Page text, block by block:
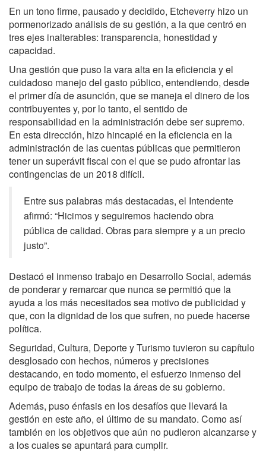
En un tono firme, pausado y decidido, Etcheverry hizo un
pormenorizado análisis de su gestión, a la que centró en
tres ejes inalterables: transparencia, honestidad y
capacidad.
Una gestión que puso la vara alta en la eficiencia y el
cuidadoso manejo del gasto público, entendiendo, desde
el primer día de asunción, que se maneja el dinero de los
contribuyentes y, por lo tanto, el sentido de
responsabilidad en la administración debe ser supremo.
En esta dirección, hizo hincapié en la eficiencia en la
administración de las cuentas públicas que permitieron
tener un superávit fiscal con el que se pudo afrontar las
contingencias de un 2018 difícil.
Entre sus palabras más destacadas, el Intendente
afirmó: “Hicimos y seguiremos haciendo obra
pública de calidad. Obras para siempre y a un precio
justo”.
Destacó el inmenso trabajo en Desarrollo Social, además
de ponderar y remarcar que nunca se permitió que la
ayuda a los más necesitados sea motivo de publicidad y
que, con la dignidad de los que sufren, no puede hacerse
política.
Seguridad, Cultura, Deporte y Turismo tuvieron su capítulo
desglosado con hechos, números y precisiones
destacando, en todo momento, el esfuerzo inmenso del
equipo de trabajo de todas la áreas de su gobierno.
Además, puso énfasis en los desafíos que llevará la
gestión en este año, el último de su mandato. Como así
también en los objetivos que aún no pudieron alcanzarse y
a los cuales se apuntará para cumplir.